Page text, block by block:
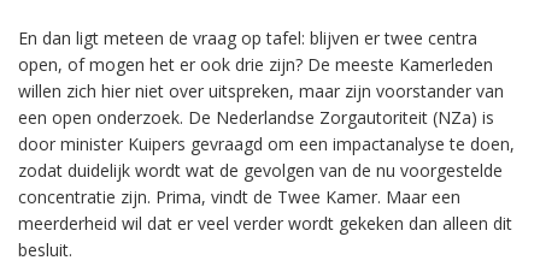
En dan ligt meteen de vraag op tafel: blijven er twee centra
open, of mogen het er ook drie zijn? De meeste Kamerleden
willen zich hier niet over uitspreken, maar zijn voorstander van
een open onderzoek. De Nederlandse Zorgautoriteit (NZa) is
door minister Kuipers gevraagd om een impactanalyse te doen,
zodat duidelijk wordt wat de gevolgen van de nu voorgestelde
concentratie zijn. Prima, vindt de Twee Kamer. Maar een
meerderheid wil dat er veel verder wordt gekeken dan alleen dit
besluit.